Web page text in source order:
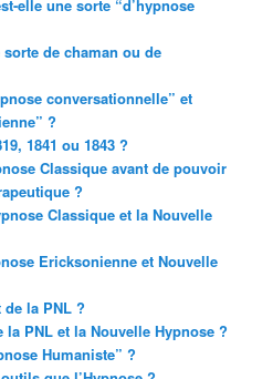
elle une sorte “d’hypnose
de chaman ou de
conversationnelle” et
?
1841 ou 1843 ?
Classique avant de pouvoir
?
Classique et la Nouvelle
Ericksonienne et Nouvelle
de la PNL ?
PNL et la Nouvelle Hypnose ?
Humaniste” ?